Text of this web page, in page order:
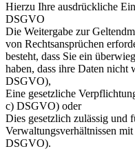
Hierzu Ihre ausdrückliche
DSGVO
Die Weitergabe zur
von Rechtsansprüchen
besteht, dass Sie ein
haben, dass ihre Daten
DSGVO),
Eine gesetzliche
c) DSGVO) oder
Dies gesetzlich zulässig
Verwaltungsverhältnissen
DSGVO).